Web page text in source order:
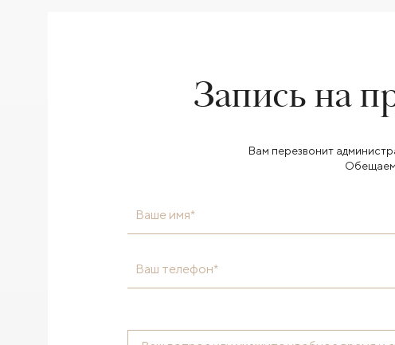
Запись на
Вам перезвонит
Обещаем
Ваше имя*
Ваш телефон*